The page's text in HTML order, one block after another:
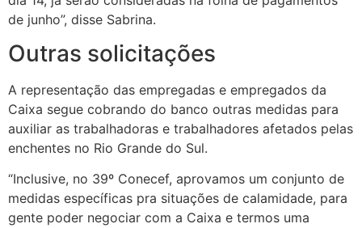
de junho”, disse Sabrina.
Outras solicitações
A representação das empregadas e empregados da
Caixa segue cobrando do banco outras medidas para
auxiliar as trabalhadoras e trabalhadores afetados pelas
enchentes no Rio Grande do Sul.
“Inclusive, no 39º Conecef, aprovamos um conjunto de
medidas específicas pra situações de calamidade, para
gente poder negociar com a Caixa e termos uma